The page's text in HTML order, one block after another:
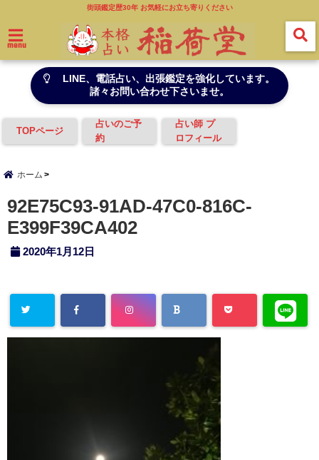
街頭鑑定歴30年 お気軽にお立ち寄りください
menu
LINE、電話占い、出張鑑定を強化しています。
諸々お問い合わせ下さいませ。
TOPページ
占いのご予
約
占い師 プ
ロフィール
ホーム
92E75C93-91AD-47C0-816C-
E399F39CA402
2020年1月12日